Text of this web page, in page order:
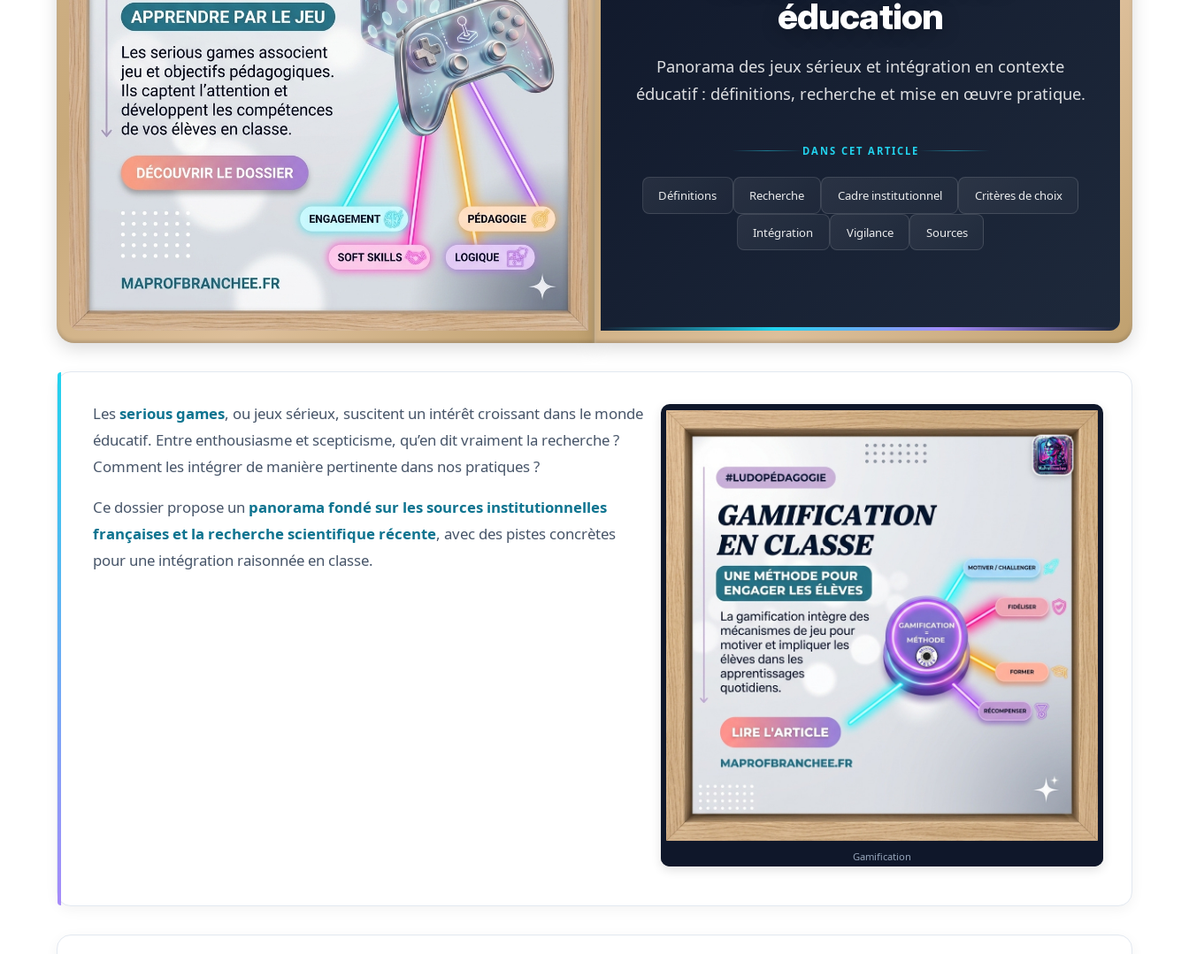
éducation
Panorama des jeux sérieux et intégration en contexte
éducatif : définitions, recherche et mise en œuvre pratique.
DANS CET ARTICLE
Définitions Recherche Cadre institutionnel Critères de choix
Intégration Vigilance Sources
Gamification
Lesserious games, ou jeux sérieux, suscitent un intérêt croissant dans le monde
éducatif. Entre enthousiasme et scepticisme, qu’en dit vraiment la recherche ?
Comment les intégrer de manière pertinente dans nos pratiques ?
Ce dossier propose un panorama fondé sur les sources institutionnelles
françaises et la recherche scientifique récente, avec des pistes concrètes
pour une intégration raisonnée en classe.